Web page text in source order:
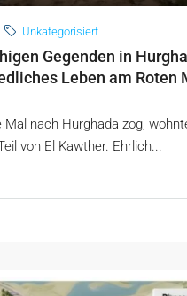
Unkategorisiert
Gegenden in
Leben am Roten
nach Hurghada zog,
von El Kawther. Ehrlich...